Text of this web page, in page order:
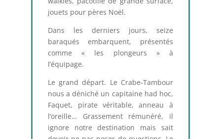
jouets pour pères Noël.
Dans les derniers jours, seize
baraqués embarquent, présentés
comme « les plongeurs » à
l’équipage.
Le grand départ. Le Crabe-Tambour
nous a déniché un capitaine had hoc,
Faquet, pirate véritable, anneau à
l’oreille… Grassement rémunéré, il
ignore notre destination mais sait